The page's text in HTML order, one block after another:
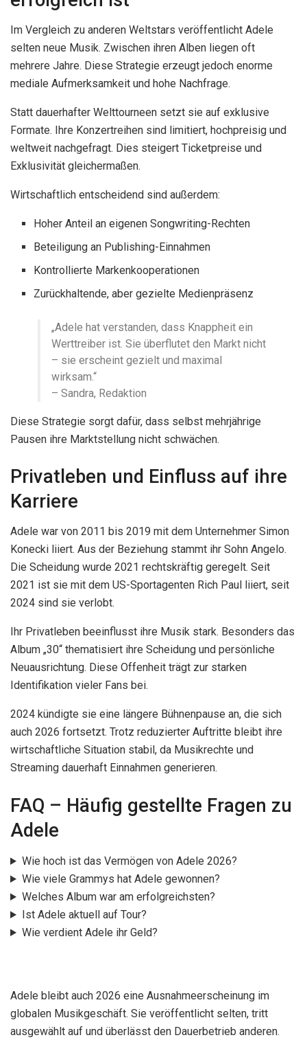
Im Vergleich zu anderen Weltstars veröffentlicht Adele
selten neue Musik. Zwischen ihren Alben liegen oft
mehrere Jahre. Diese Strategie erzeugt jedoch enorme
mediale Aufmerksamkeit und hohe Nachfrage.
Statt dauerhafter Welttourneen setzt sie auf exklusive
Formate. Ihre Konzertreihen sind limitiert, hochpreisig und
weltweit nachgefragt. Dies steigert Ticketpreise und
Exklusivität gleichermaßen.
Wirtschaftlich entscheidend sind außerdem:
Hoher Anteil an eigenen Songwriting-Rechten
Beteiligung an Publishing-Einnahmen
Kontrollierte Markenkooperationen
Zurückhaltende, aber gezielte Medienpräsenz
„Adele hat verstanden, dass Knappheit ein
Werttreiber ist. Sie überflutet den Markt nicht
– sie erscheint gezielt und maximal
wirksam.“
– Sandra, Redaktion
Diese Strategie sorgt dafür, dass selbst mehrjährige
Pausen ihre Marktstellung nicht schwächen.
Privatleben und Einfluss auf ihre
Karriere
Adele war von 2011 bis 2019 mit dem Unternehmer Simon
Konecki liiert. Aus der Beziehung stammt ihr Sohn Angelo.
Die Scheidung wurde 2021 rechtskräftig geregelt. Seit
2021 ist sie mit dem US-Sportagenten Rich Paul liiert, seit
2024 sind sie verlobt.
Ihr Privatleben beeinflusst ihre Musik stark. Besonders das
Album „30“ thematisiert ihre Scheidung und persönliche
Neuausrichtung. Diese Offenheit trägt zur starken
Identifikation vieler Fans bei.
2024 kündigte sie eine längere Bühnenpause an, die sich
auch 2026 fortsetzt. Trotz reduzierter Auftritte bleibt ihre
wirtschaftliche Situation stabil, da Musikrechte und
Streaming dauerhaft Einnahmen generieren.
FAQ – Häufig gestellte Fragen zu
Adele
Wie hoch ist das Vermögen von Adele 2026?
Wie viele Grammys hat Adele gewonnen?
Welches Album war am erfolgreichsten?
Ist Adele aktuell auf Tour?
Wie verdient Adele ihr Geld?
Adele bleibt auch 2026 eine Ausnahmeerscheinung im
globalen Musikgeschäft. Sie veröffentlicht selten, tritt
ausgewählt auf und überlässt den Dauerbetrieb anderen.